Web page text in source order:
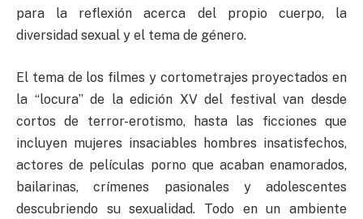
para la reflexión acerca del propio cuerpo, la
diversidad sexual y el tema de género.
El tema de los filmes y cortometrajes proyectados en
la “locura” de la edición XV del festival van desde
cortos de terror-erotismo, hasta las ficciones que
incluyen mujeres insaciables hombres insatisfechos,
actores de películas porno que acaban enamorados,
bailarinas, crímenes pasionales y adolescentes
descubriendo su sexualidad. Todo en un ambiente